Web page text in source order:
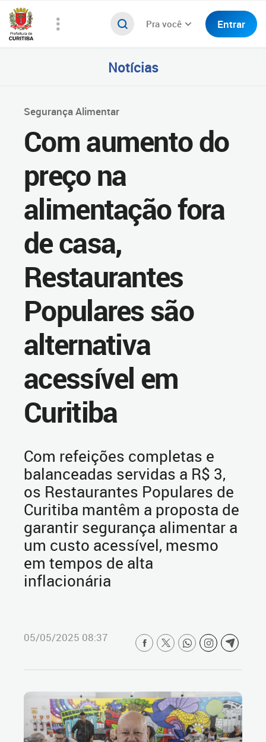
Pra você Entrar
Notícias
Segurança Alimentar
Com aumento do
preço na
alimentação fora
de casa,
Restaurantes
Populares são
alternativa
acessível em
Curitiba
Com refeições completas e
balanceadas servidas a R$ 3,
os Restaurantes Populares de
Curitiba mantêm a proposta de
garantir segurança alimentar a
um custo acessível, mesmo
em tempos de alta
inflacionária
05/05/2025 08:37